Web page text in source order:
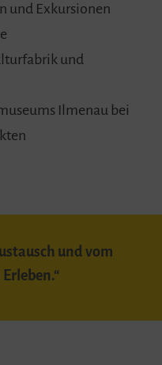
und Exkursionen
und
Ilmenau bei
und vom